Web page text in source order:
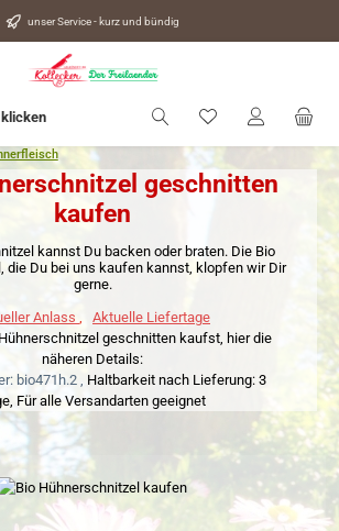
unser Service - kurz und bündig
Du hast 0
geschnitten
kaufen
kannst Du backen oder braten. Die Bio
die Du bei uns kaufen kannst, klopfen wir Dir
gerne.
Anlass
Aktuelle Liefertage
geschnitten kaufst, hier die
näheren Details:
bio471h.2 , Haltbarkeit nach Lieferung: 3
Für alle Versandarten geeignet